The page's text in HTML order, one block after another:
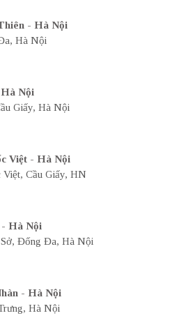
- Hà Nội
Hà Nội
Nội
Giấy, Hà Nội
Việt - Hà Nội
Cầu Giấy, HN
- Hà Nội
Đống Đa, Hà Nội
- Hà Nội
Hà Nội